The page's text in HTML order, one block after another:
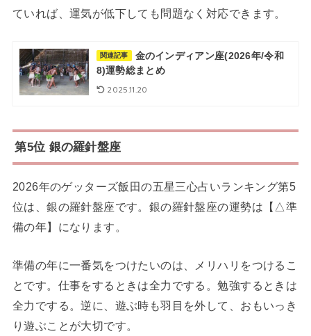
ていれば、運気が低下しても問題なく対応できます。
関連記事
金のインディアン座(2026年/令和
8)運勢総まとめ
2025.11.20
第5位 銀の羅針盤座
2026年のゲッターズ飯田の五星三心占いランキング第5
位は、銀の羅針盤座です。銀の羅針盤座の運勢は【△準
備の年】になります。
準備の年に一番気をつけたいのは、メリハリをつけるこ
とです。仕事をするときは全力でする。勉強するときは
全力でする。逆に、遊ぶ時も羽目を外して、おもいっき
り遊ぶことが大切です。